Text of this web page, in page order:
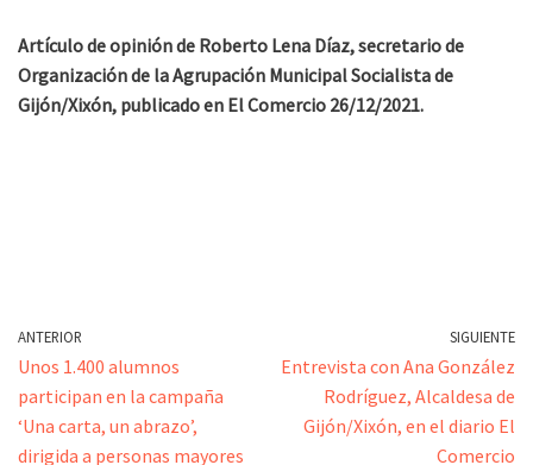
Artículo de opinión de Roberto Lena Díaz, secretario de
Organización de la Agrupación Municipal Socialista de
Gijón/Xixón, publicado en El Comercio 26/12/2021.
ANTERIOR
Unos 1.400 alumnos
participan en la campaña
‘Una carta, un abrazo’,
dirigida a personas mayores
SIGUIENTE
Entrevista con Ana González
Rodríguez, Alcaldesa de
Gijón/Xixón, en el diario El
Comercio